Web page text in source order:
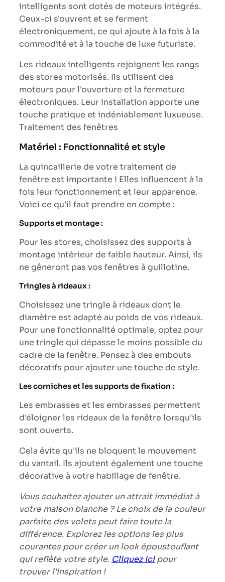
intelligents sont dotés de moteurs intégrés.
Ceux-ci s'ouvrent et se ferment
électroniquement, ce qui ajoute à la fois à la
commodité et à la touche de luxe futuriste.
Les rideaux intelligents rejoignent les rangs
des stores motorisés. Ils utilisent des
moteurs pour l'ouverture et la fermeture
électroniques. Leur installation apporte une
touche pratique et indéniablement luxueuse.
Traitement des fenêtres
Matériel : Fonctionnalité et style
La quincaillerie de votre traitement de
fenêtre est importante ! Elles influencent à la
fois leur fonctionnement et leur apparence.
Voici ce qu'il faut prendre en compte :
Supports et montage :
Pour les stores, choisissez des supports à
montage intérieur de faible hauteur. Ainsi, ils
ne gêneront pas vos fenêtres à guillotine.
Tringles à rideaux :
Choisissez une tringle à rideaux dont le
diamètre est adapté au poids de vos rideaux.
Pour une fonctionnalité optimale, optez pour
une tringle qui dépasse le moins possible du
cadre de la fenêtre. Pensez à des embouts
décoratifs pour ajouter une touche de style.
Les corniches et les supports de fixation :
Les embrasses et les embrasses permettent
d'éloigner les rideaux de la fenêtre lorsqu'ils
sont ouverts.
Cela évite qu'ils ne bloquent le mouvement
du vantail. Ils ajoutent également une touche
décorative à votre habillage de fenêtre.
Vous souhaitez ajouter un attrait immédiat à
votre maison blanche ? Le choix de la couleur
parfaite des volets peut faire toute la
différence. Explorez les options les plus
courantes pour créer un look époustouflant
qui reflète votre style. Cliquez icipour
trouver l'inspiration !